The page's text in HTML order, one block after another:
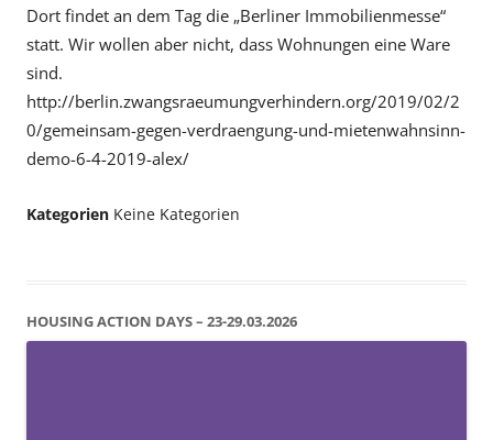
Dort findet an dem Tag die „Berliner Immobilienmesse“
statt. Wir wollen aber nicht, dass Wohnungen eine Ware
sind.
http://berlin.zwangsraeumungverhindern.org/2019/02/2
0/gemeinsam-gegen-verdraengung-und-mietenwahnsinn-
demo-6-4-2019-alex/
Kategorien Keine Kategorien
HOUSING ACTION DAYS – 23-29.03.2026